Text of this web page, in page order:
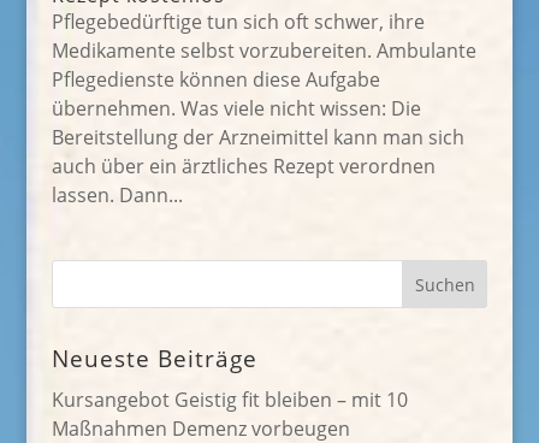
Pflegebedürftige tun sich oft schwer, ihre
Medikamente selbst vorzubereiten. Ambulante
Pflegedienste können diese Aufgabe
übernehmen. Was viele nicht wissen: Die
Bereitstellung der Arzneimittel kann man sich
auch über ein ärztliches Rezept verordnen
lassen. Dann...
Neueste Beiträge
Kursangebot Geistig fit bleiben – mit 10
Maßnahmen Demenz vorbeugen